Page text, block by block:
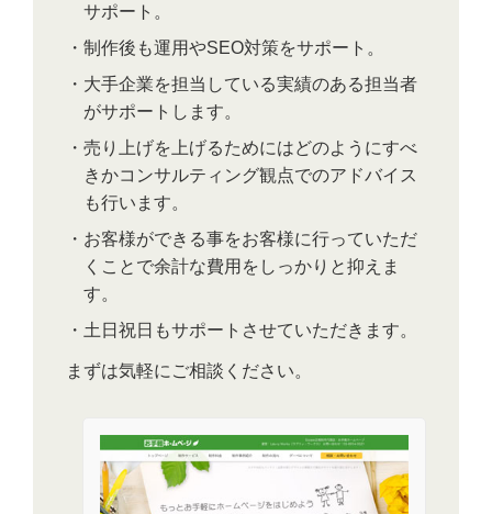
サポート。
・制作後も運用やSEO対策をサポート。
・大手企業を担当している実績のある担当者
がサポートします。
・売り上げを上げるためにはどのようにすべ
きかコンサルティング観点でのアドバイス
も行います。
・お客様ができる事をお客様に行っていただ
くことで余計な費用をしっかりと抑えま
す。
・土日祝日もサポートさせていただきます。
まずは気軽にご相談ください。